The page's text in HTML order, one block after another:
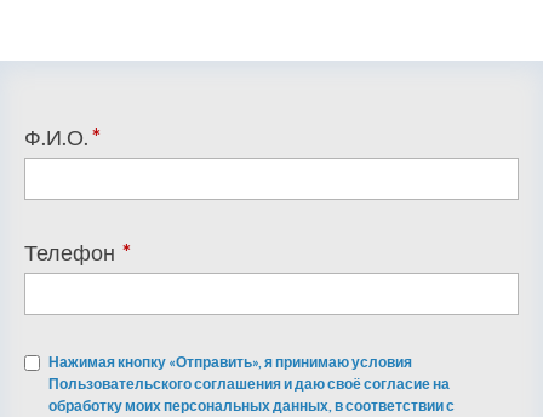
Ф.И.О.*
Телефон *
Нажимая кнопку «Отправить», я принимаю условия
Пользовательского соглашения и даю своё согласие на
обработку моих персональных данных, в соответствии с